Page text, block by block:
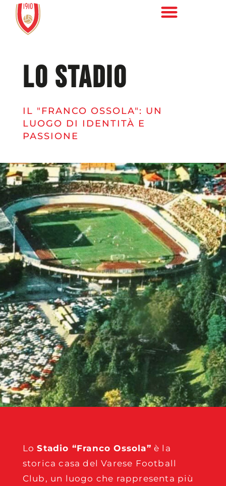
LO STADIO
IL "FRANCO OSSOLA": UN
LUOGO DI IDENTITÀ E
PASSIONE
LoStadio “Franco Ossola” è la
storica casa del Varese Football
Club, un luogo che rappresenta più